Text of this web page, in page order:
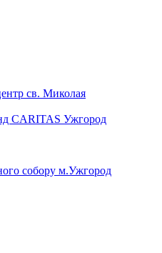
св. Миколая
CARITAS Ужгород
собору м.Ужгород